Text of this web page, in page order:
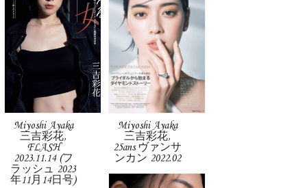
Miyoshi Ayaka
三吉彩花,
FLASH
2023.11.14 (フ
ラッシュ 2023
年11月14日号)
Miyoshi Ayaka
三吉彩花,
25ans ヴァンサ
ンカン 2022.02